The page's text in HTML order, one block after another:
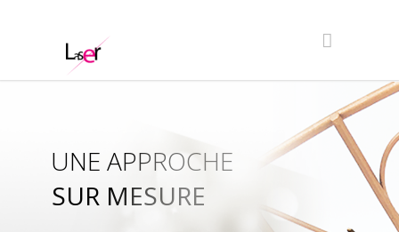
SUR MESURE
UNE APPROCHE